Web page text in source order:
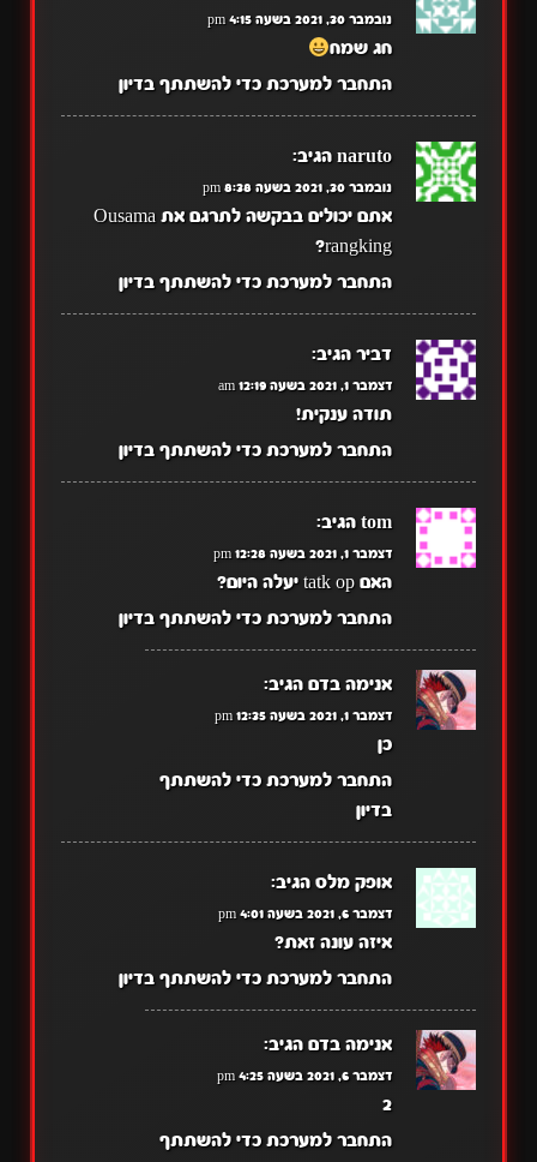
נובמבר 30, 2021 בשעה 4:15 pm
חג שמח
התחבר למערכת כדי להשתתף בדיון
naruto הגיב:
נובמבר 30, 2021 בשעה 8:38 pm
אתם יכולים בבקשה לתרגם את Ousama
rangking?
התחבר למערכת כדי להשתתף בדיון
דביר הגיב:
דצמבר 1, 2021 בשעה 12:19 am
תודה ענקית!
התחבר למערכת כדי להשתתף בדיון
tom הגיב:
דצמבר 1, 2021 בשעה 12:28 pm
האם tatk op יעלה היום?
התחבר למערכת כדי להשתתף בדיון
אנימה בדם הגיב:
דצמבר 1, 2021 בשעה 12:35 pm
כן
התחבר למערכת כדי להשתתף
בדיון
אופק מלס הגיב:
דצמבר 6, 2021 בשעה 4:01 pm
איזה עונה זאת?
התחבר למערכת כדי להשתתף בדיון
אנימה בדם הגיב:
דצמבר 6, 2021 בשעה 4:25 pm
2
התחבר למערכת כדי להשתתף